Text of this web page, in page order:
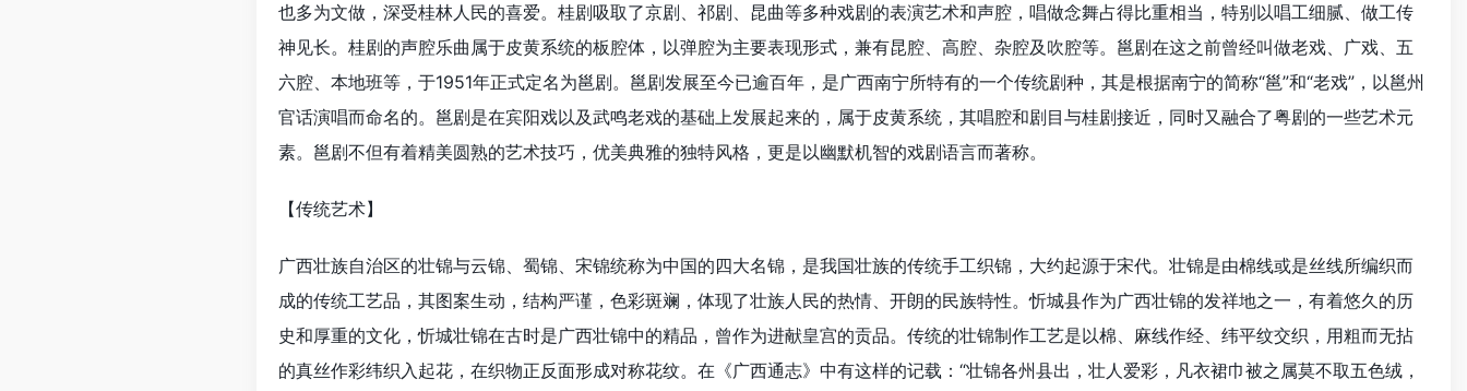
也多为文做，深受桂林人民的喜爱。桂剧吸取了京剧、祁剧、昆曲等多种戏剧的表演艺术和声腔，唱做念舞占得比重相当，特别以唱工细腻、做工传
神见长。桂剧的声腔乐曲属于皮黄系统的板腔体，以弹腔为主要表现形式，兼有昆腔、高腔、杂腔及吹腔等。邕剧在这之前曾经叫做老戏、广戏、五
六腔、本地班等，于1951年正式定名为邕剧。邕剧发展至今已逾百年，是广西南宁所特有的一个传统剧种，其是根据南宁的简称“邕”和“老戏”，以邕州
官话演唱而命名的。邕剧是在宾阳戏以及武鸣老戏的基础上发展起来的，属于皮黄系统，其唱腔和剧目与桂剧接近，同时又融合了粤剧的一些艺术元
素。邕剧不但有着精美圆熟的艺术技巧，优美典雅的独特风格，更是以幽默机智的戏剧语言而著称。
【传统艺术】
广西壮族自治区的壮锦与云锦、蜀锦、宋锦统称为中国的四大名锦，是我国壮族的传统手工织锦，大约起源于宋代。壮锦是由棉线或是丝线所编织而
成的传统工艺品，其图案生动，结构严谨，色彩斑斓，体现了壮族人民的热情、开朗的民族特性。忻城县作为广西壮锦的发祥地之一，有着悠久的历
史和厚重的文化，忻城壮锦在古时是广西壮锦中的精品，曾作为进献皇宫的贡品。传统的壮锦制作工艺是以棉、麻线作经、纬平纹交织，用粗而无拈
的真丝作彩纬织入起花，在织物正反面形成对称花纹。在《广西通志》中有这样的记载：“壮锦各州县出，壮人爱彩，凡衣裙巾被之属莫不取五色绒，